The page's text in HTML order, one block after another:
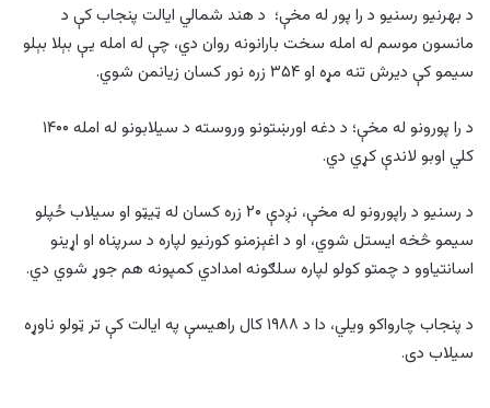
د بهرنیو رسنیو د را پور له مخې؛ د هند شمالي ایالت پنجاب کې د
مانسون موسم له امله سخت بارانونه روان دي، چې له امله یې بېلا بېلو
سیمو کې دیرش تنه مړه او ۳۵۴ زره نور کسان زیانمن شوي.
د را پورونو له مخې؛ د دغه اورښتونو وروسته د سیلابونو له امله ۱۴۰۰
کلي اوبو لاندې کړي دي.
د رسنیو د راپورونو له مخې، نږدې ۲۰ زره کسان له ټيټو او سیلاب ځپلو
سیمو څخه ایستل شوي، او د اغېزمنو کورنیو لپاره د سرپناه او اړینو
اسانتیاوو د چمتو کولو لپاره سلګونه امدادي کمپونه هم جوړ شوي دي.
د پنجاب چارواکو ویلي، دا د ۱۹۸۸ کال راهیسې په ایالت کې تر ټولو ناوړه
سیلاب دی.